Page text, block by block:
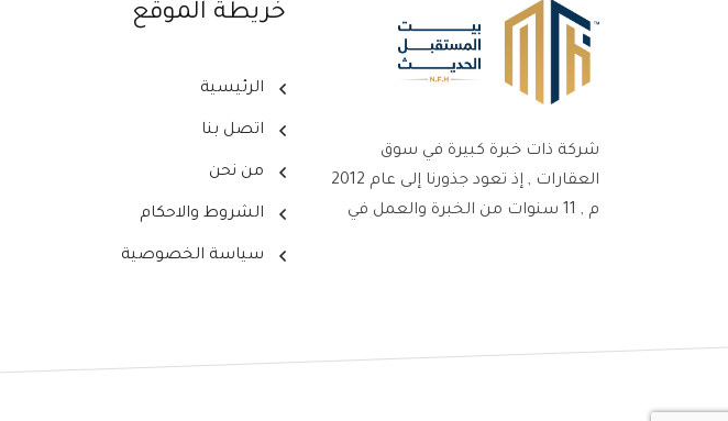
شركة ذات خبرة كبيرة في سوق
العقارات , إذ تعود جذورنا إلى عام 2012
م , 11 سنوات من الخبرة والعمل في
خريطة الموقع
الرئيسية
اتصل بنا
من نحن
الشروط والاحكام
سياسة الخصوصية